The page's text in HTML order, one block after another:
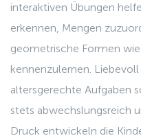
interaktiven Übungen
erkennen, Mengen
geometrische Formen
kennenzulernen.
altersgerechte Aufgaben
stets abwechslungsreich
Druck entwickeln die